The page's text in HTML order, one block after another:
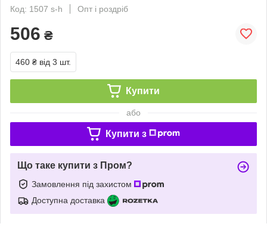
Код: 1507 s-h
Опт і роздріб
506 ₴
460 ₴ від 3 шт.
Купити
або
Купити з
Що таке купити з Пром?
Замовлення під захистом
Доступна доставка